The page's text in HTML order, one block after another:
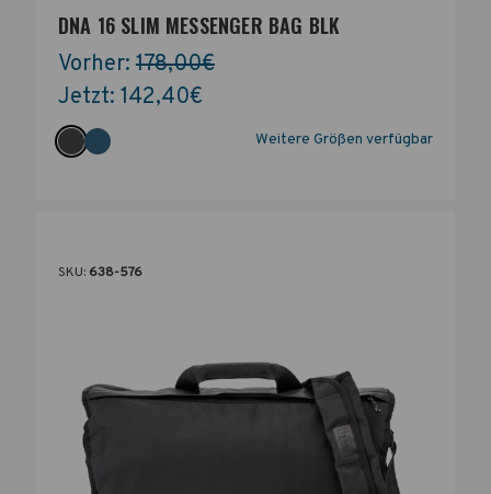
DNA 16 SLIM MESSENGER BAG BLK
Vorher: 178,00€
Jetzt: 142,40€
Weitere Größen verfügbar
SKU: 638-576